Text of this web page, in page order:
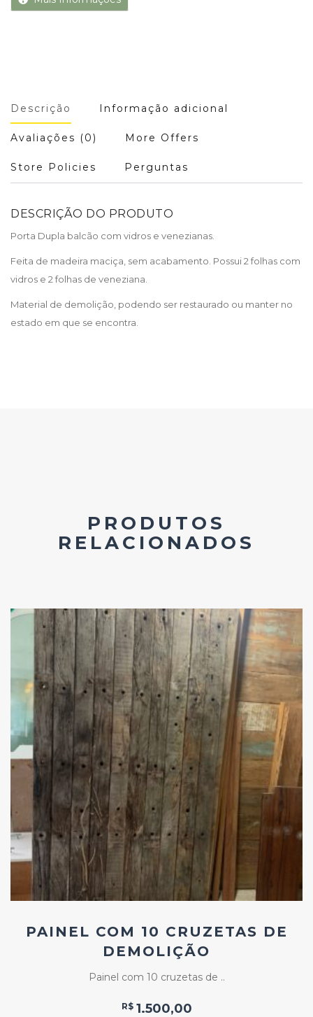
Descrição Informação adicional
Avaliações (0) More Offers
Store Policies Perguntas
DESCRIÇÃO DO PRODUTO
Porta Dupla balcão com vidros e venezianas.
Feita de madeira maciça, sem acabamento. Possui 2 folhas com
vidros e 2 folhas de veneziana.
Material de demolição, podendo ser restaurado ou manter no
estado em que se encontra.
PRODUTOS
RELACIONADOS
Add
ao
Favoritos
PAINEL COM 10 CRUZETAS DE
DEMOLIÇÃO
Painel com 10 cruzetas de ..
R$ 1.500,00